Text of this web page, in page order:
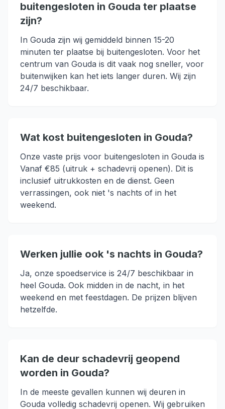
buitengesloten in Gouda ter plaatse
zijn?
In Gouda zijn wij gemiddeld binnen 15-20
minuten ter plaatse bij buitengesloten. Voor het
centrum van Gouda is dit vaak nog sneller, voor
buitenwijken kan het iets langer duren. Wij zijn
24/7 beschikbaar.
Wat kost buitengesloten in Gouda?
Onze vaste prijs voor buitengesloten in Gouda is
Vanaf €85 (uitruk + schadevrij openen). Dit is
inclusief uitrukkosten en de dienst. Geen
verrassingen, ook niet 's nachts of in het
weekend.
Werken jullie ook 's nachts in Gouda?
Ja, onze spoedservice is 24/7 beschikbaar in
heel Gouda. Ook midden in de nacht, in het
weekend en met feestdagen. De prijzen blijven
hetzelfde.
Kan de deur schadevrij geopend
worden in Gouda?
In de meeste gevallen kunnen wij deuren in
Gouda volledig schadevrij openen. Wij gebruiken